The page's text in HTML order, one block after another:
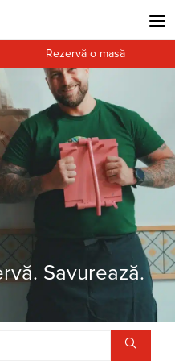
Savurează.
Rezervă o masă